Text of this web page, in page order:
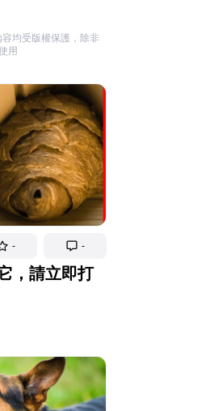
均受版權保護，除非
用
- -
，請立即打